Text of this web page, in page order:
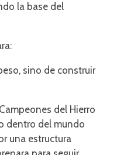
la base del
sino de construir
del Hierro
dentro del mundo
una estructura